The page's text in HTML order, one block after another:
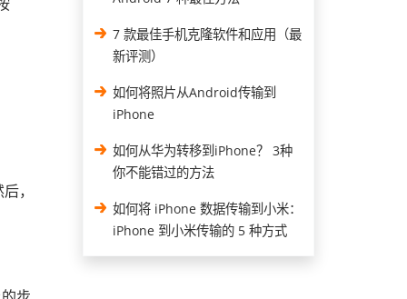
，
7 款最佳手机克隆软件和应用（最
新评测）
如何将照片从Android传输到
iPhone
如何从华为转移到iPhone？ 3种
你不能错过的方法
如何将 iPhone 数据传输到小米：
iPhone 到小米传输的 5 种方式